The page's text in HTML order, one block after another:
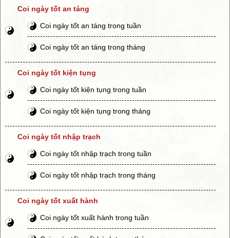
Coi ngày tốt an táng
Coi ngày tốt an táng trong tuần
Coi ngày tốt an táng trong tháng
Coi ngày tốt kiện tụng
Coi ngày tốt kiện tụng trong tuần
Coi ngày tốt kiện tụng trong tháng
Coi ngày tốt nhập trạch
Coi ngày tốt nhập trạch trong tuần
Coi ngày tốt nhập trạch trong tháng
Coi ngày tốt xuất hành
Coi ngày tốt xuất hành trong tuần